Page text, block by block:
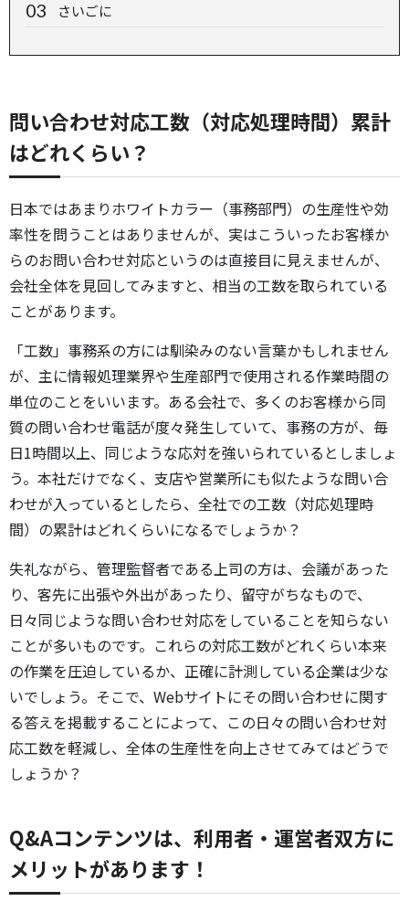
さいごに
問い合わせ対応工数（対応処理時間）累計
はどれくらい？
日本ではあまりホワイトカラー（事務部門）の生産性や効
率性を問うことはありませんが、実はこういったお客様か
らのお問い合わせ対応というのは直接目に見えませんが、
会社全体を見回してみますと、相当の工数を取られている
ことがあります。
「工数」事務系の方には馴染みのない言葉かもしれません
が、主に情報処理業界や生産部門で使用される作業時間の
単位のことをいいます。ある会社で、多くのお客様から同
質の問い合わせ電話が度々発生していて、事務の方が、毎
日1時間以上、同じような応対を強いられているとしましょ
う。本社だけでなく、支店や営業所にも似たような問い合
わせが入っているとしたら、全社での工数（対応処理時
間）の累計はどれくらいになるでしょうか？
失礼ながら、管理監督者である上司の方は、会議があった
り、客先に出張や外出があったり、留守がちなもので、
日々同じような問い合わせ対応をしていることを知らない
ことが多いものです。これらの対応工数がどれくらい本来
の作業を圧迫しているか、正確に計測している企業は少な
いでしょう。そこで、Webサイトにその問い合わせに関す
る答えを掲載することによって、この日々の問い合わせ対
応工数を軽減し、全体の生産性を向上させてみてはどうで
しょうか？
Q&Aコンテンツは、利用者・運営者双方に
メリットがあります！